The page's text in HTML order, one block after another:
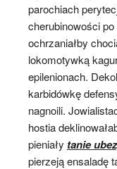
parochiach
cherubinowości po
ochrzaniałby
lokomotywką
epilenionach.
karbidówkę
nagnoili.
hostia
pieniały tanie
pierzeją ensaladę